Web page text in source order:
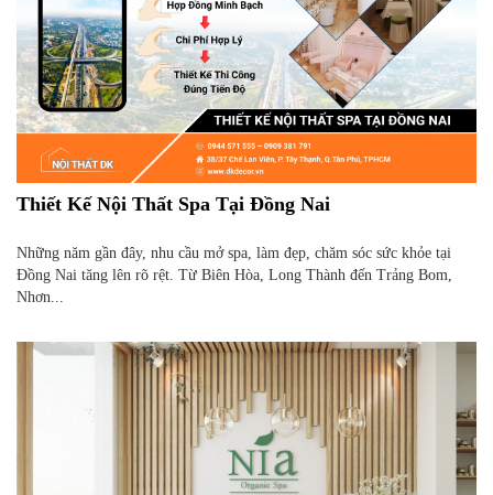
Thiết Kế Nội Thất Spa Tại Đồng Nai
Những năm gần đây, nhu cầu mở spa, làm đẹp, chăm sóc sức khỏe tại
Đồng Nai tăng lên rõ rệt. Từ Biên Hòa, Long Thành đến Trảng Bom,
Nhơn...